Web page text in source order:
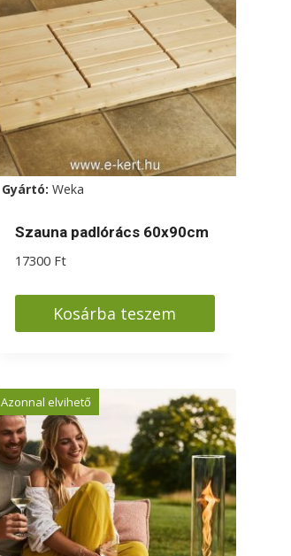
Gyártó: Weka
Szauna padlórács 60x90cm
17300 Ft
Kosárba teszem
Azonnal elvihető